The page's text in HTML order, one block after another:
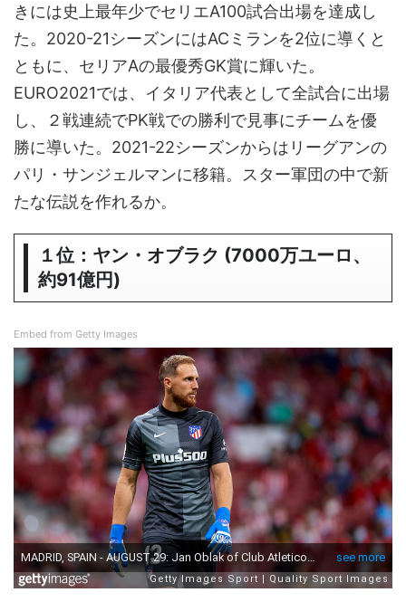
きには史上最年少でセリエA100試合出場を達成し
た。2020-21シーズンにはACミランを2位に導くと
ともに、セリアAの最優秀GK賞に輝いた。
EURO2021では、イタリア代表として全試合に出場
し、２戦連続でPK戦での勝利で見事にチームを優
勝に導いた。2021-22シーズンからはリーグアンの
パリ・サンジェルマンに移籍。スター軍団の中で新
たな伝説を作れるか。
１位：ヤン・オブラク (7000万ユーロ、
約91億円)
Embed from Getty Images